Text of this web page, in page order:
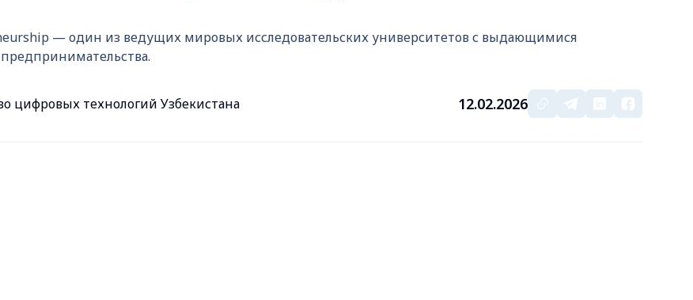
— один из ведущих мировых исследовательских университетов с выдающимися
цифровых технологий Узбекистана 12.02.2026